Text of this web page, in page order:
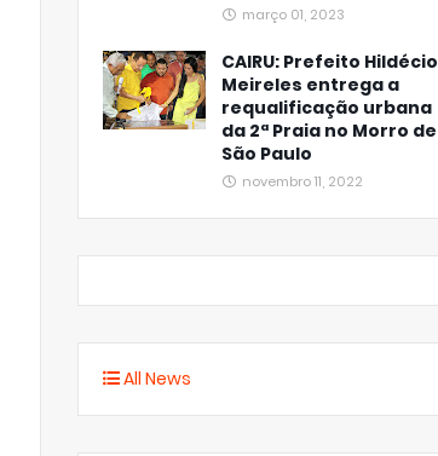
março 01, 2023
CAIRU: Prefeito Hildécio
Meireles entrega a
requalificação urbana
da 2ª Praia no Morro de
São Paulo
novembro 11, 2022
All News